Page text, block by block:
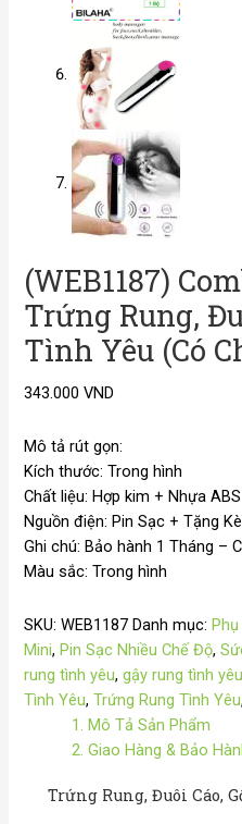
(WEB1187)
Trứng Rung,
Tình Yêu (Có
343.000VND
Mô tả rút gọn:
Kích thước: Trong hình
Chất liệu: Hợp kim + Nhựa
Nguồn điện: Pin Sạc + Tặng
Ghi chú: Bảo hành 1 Tháng –
Màu sắc: Trong hình
SKU:WEB1187 Danh mục:
Mini,Pin Sạc Nhiều Chế Độ,
rung tình yêu,gậy rung tình
Tình Yêu,Trứng Rung Tình Yêu
1. Mô Tả Sản Phẩm
2. Giao Hàng & Bảo
Trứng Rung, Đuôi Cáo,